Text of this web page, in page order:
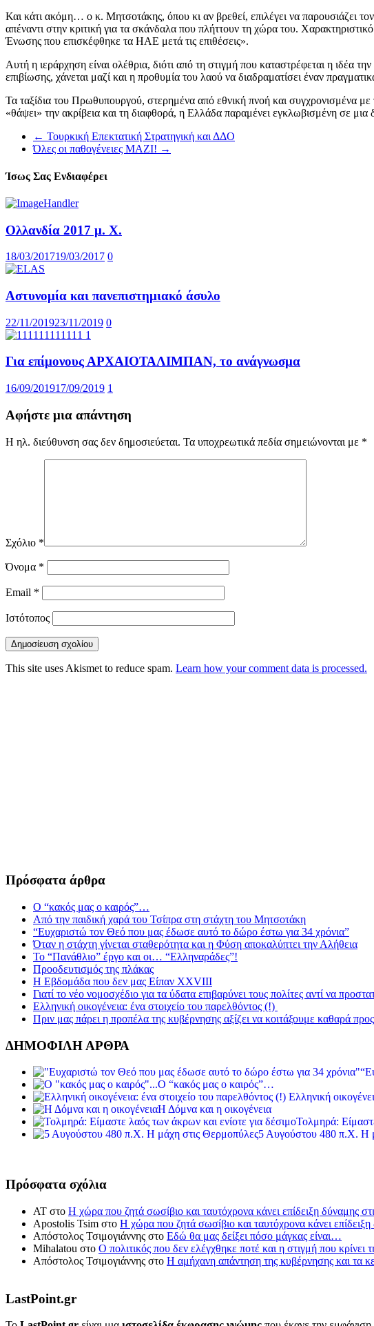
Και κάτι ακόμη… ο κ. Μητσοτάκης, όπου κι αν βρεθεί, επιλέγει να παρουσιάζει
απέναντι στην κριτική για τα σκάνδαλα που πλήττουν τη χώρα του.
Ένωσης που επισκέφθηκε τα ΗΑΕ μετά τις επιθέσεις».
Αυτή η ιεράρχηση είναι ολέθρια, διότι από τη στιγμή που καταστρέφεται η ιδέα
επιβίωσης, χάνεται μαζί και η προθυμία του λαού να διαδραματίσει έναν
Τα ταξίδια του Πρωθυπουργού, στερημένα από εθνική πνοή και συγχρονισμένα με
«θάψει» την ακρίβεια και τη διαφθορά, η Ελλάδα παραμένει εγκλωβισμένη σε
← Τουρκική Επεκτατική Στρατηγική και ΔΔΟ
Όλες οι παθογένειες ΜΑΖΙ! →
Ίσως Σας Ενδιαφέρει
Ολλανδία 2017 μ. Χ.
18/03/201719/03/2017 0
Αστυνομία και πανεπιστημιακό άσυλο
22/11/201923/11/2019 0
Για επίμονους ΑΡΧΑΙΟΤΑΛΙΜΠΑΝ, το ανάγνωσμα
16/09/201917/09/2019 1
Αφήστε μια απάντηση
Η ηλ. διεύθυνση σας δεν δημοσιεύεται. Τα υποχρεωτικά πεδία σημειώνονται με *
Σχόλιο *
Όνομα *
Email *
Ιστότοπος
This site uses Akismet to reduce spam. Learn how your comment data is processed.
Πρόσφατα άρθρα
Ο “κακός μας ο καιρός”…
Από την παιδική χαρά του Τσίπρα στη στάχτη του Μητσοτάκη
“Ευχαριστώ τον Θεό που μας έδωσε αυτό το δώρο έστω για 34 χρόνια”
Όταν η στάχτη γίνεται σταθερότητα και η Φύση αποκαλύπτει την Αλήθεια
Το “Πανάθλιο” έργο και οι… “Ελληναράδες”!
Προοδευτισμός της πλάκας
Η Εβδομάδα που δεν μας Είπαν XXVIII
Γιατί το νέο νομοσχέδιο για τα ύδατα επιβαρύνει τους πολίτες αντί να
Ελληνική οικογένεια: ένα στοιχείο του παρελθόντος (!)
Πριν μας πάρει η προπέλα της κυβέρνησης αξίζει να κοιτάξουμε καθαρά
ΔΗΜΟΦΙΛΗ ΑΡΘΡΑ
Ο “κακός μας ο καιρός”…
Ελληνική
Η Δόμνα και η οικογένεια
Τολμηρά:
5 Αυγούστου 480 π.Χ. Η
Πρόσφατα σχόλια
ΑΤ στο Η χώρα που ζητά σωσίβιο και ταυτόχρονα κάνει επίδειξη δύναμης
Apostolis Tsim στο Η χώρα που ζητά σωσίβιο και ταυτόχρονα κάνει επίδειξη
Απόστολος Τσιμογιάννης στο Εδώ θα μας δείξει πόσο μάγκας είναι…
Mihalatou στο Ο πολιτικός που δεν ελέγχθηκε ποτέ και η στιγμή που κρίνει
Απόστολος Τσιμογιάννης στο Η αμήχανη απάντηση της κυβέρνησης και τα
LastPoint.gr